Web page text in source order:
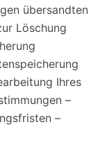
übersandten
Löschung
Ihres
–
–